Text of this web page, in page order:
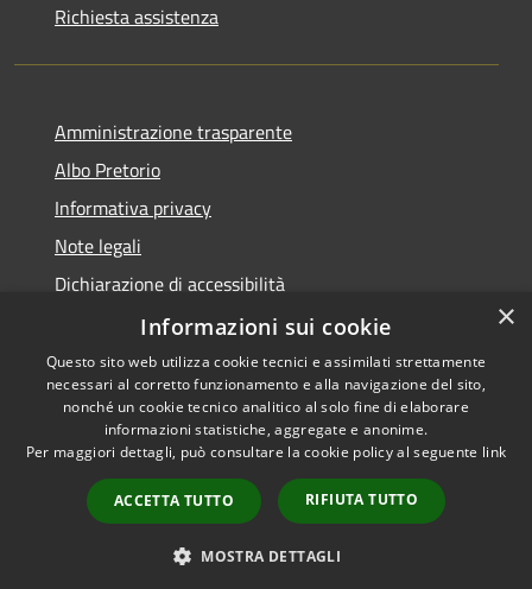
Richiesta assistenza
Amministrazione trasparente
Albo Pretorio
Informativa privacy
Note legali
Dichiarazione di accessibilità
Dichiarazione di accessibilità dal 2025
RSS
Accessibilità
Copyright © 2026 • Comune di
Gessate • Powered by
Municipium•
Accesso
redazione
×
Informazioni sui cookie
Questo sito web utilizza cookie tecnici e assimilati strettamente
necessari al corretto funzionamento e alla navigazione del sito,
nonché un cookie tecnico analitico al solo fine di elaborare
informazioni statistiche, aggregate e anonime.
Per maggiori dettagli, può consultare la cookie policy al seguente link
ACCETTA TUTTO RIFIUTA TUTTO
MOSTRA DETTAGLI